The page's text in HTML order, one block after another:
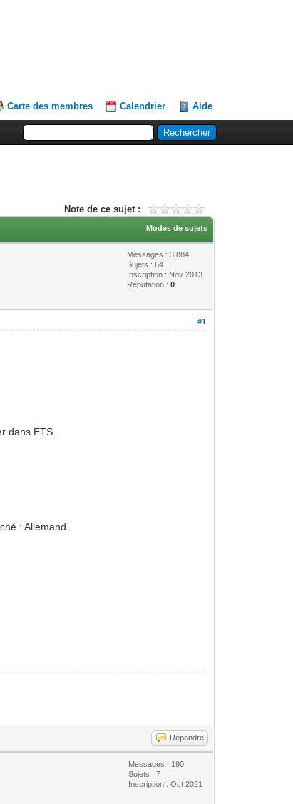
Carte des membres Calendrier Aide
Note de ce sujet :
Modes de sujets
Messages : 3,884
Sujets : 64
Inscription : Nov 2013
Réputation :0
#1
dans ETS.
: Allemand.
Répondre
Messages : 190
Sujets : 7
Inscription : Oct 2021